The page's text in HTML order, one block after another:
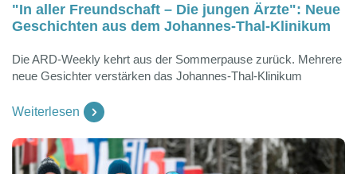
"In aller Freundschaft – Die jungen Ärzte": Neue
Geschichten aus dem Johannes-Thal-Klinikum
Die ARD-Weekly kehrt aus der Sommerpause zurück. Mehrere
neue Gesichter verstärken das Johannes-Thal-Klinikum
Weiterlesen